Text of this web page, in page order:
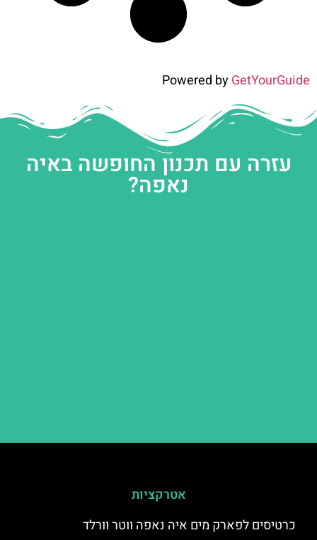
Powered byGetYourGuide
עזרה עם תכנון החופשה באיה
נאפה?
אטרקציות
כרטיסים לפארק מים איה נאפה ווטר וורלד